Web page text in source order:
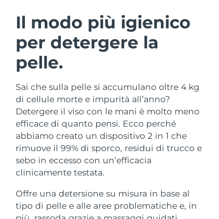
Il modo più igienico
per detergere la
pelle.
Sai che sulla pelle si accumulano oltre 4 kg
di cellule morte e impurità all’anno?
Detergere il viso con le mani è molto meno
efficace di quanto pensi. Ecco perché
abbiamo creato un dispositivo 2 in 1 che
rimuove il 99% di sporco, residui di trucco e
sebo in eccesso con un’efficacia
clinicamente testata.
Offre una detersione su misura in base al
tipo di pelle e alle aree problematiche e, in
Detersione viso
Anti-aging massage
LUNA™ 4 Plus
Massage, LED heating
LUNA™ 4 Men
Microcurrent toning
BEAR™ 2 go
Microcurrent toning on-the-go
BEAR™ 2 eyes & lips
Idratazione
UFO™ 3 pacchetto
Deep facial hydration
Near-infrared and red light therapy
device
Igiene orale
issa™ 4
Hybrid silicone sonic toothbrush
Smart hybrid silicone sonic toothbrush
TRATTAMENTI ANTI-AGE FAQ™
Anti-age Trattamenti LED
Austria Consegna stimata10/08/2026
Bahrein Consegna stimata
Belgio
Bermuda Consegna stimata16/08/2026
Bosnia ed
Erzegovina
Consegna stimata13/08/2026
Brunei Consegna stimata 15/08/2026
Bulgaria Consegna stimata
Cile Consegna stimata14/08/2026